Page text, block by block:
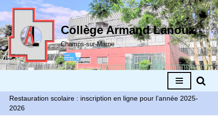
Aller
au
contenu
Collège Armand Lanoux
Champs-sur-Marne
Restauration scolaire : inscription en ligne pour l’année 2025-
2026